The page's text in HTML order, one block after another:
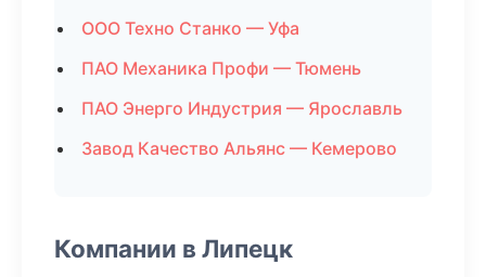
ООО Техно Станко — Уфа
ПАО Механика Профи — Тюмень
ПАО Энерго Индустрия — Ярославль
Завод Качество Альянс — Кемерово
Компании в Липецк